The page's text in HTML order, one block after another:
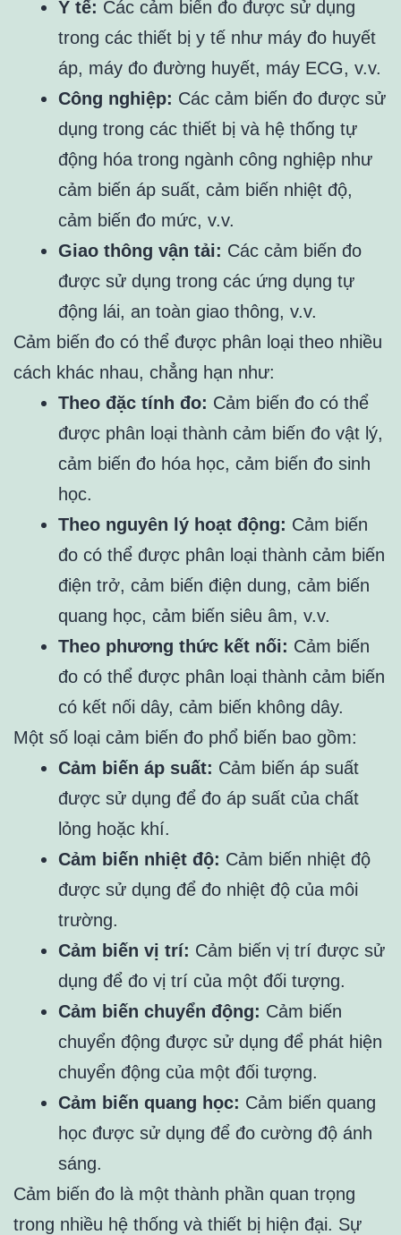
Y tế: Các cảm biến đo được sử dụng
trong các thiết bị y tế như máy đo huyết
áp, máy đo đường huyết, máy ECG, v.v.
Công nghiệp: Các cảm biến đo được sử
dụng trong các thiết bị và hệ thống tự
động hóa trong ngành công nghiệp như
cảm biến áp suất, cảm biến nhiệt độ,
cảm biến đo mức, v.v.
Giao thông vận tải: Các cảm biến đo
được sử dụng trong các ứng dụng tự
động lái, an toàn giao thông, v.v.
Cảm biến đo có thể được phân loại theo nhiều
cách khác nhau, chẳng hạn như:
Theo đặc tính đo: Cảm biến đo có thể
được phân loại thành cảm biến đo vật lý,
cảm biến đo hóa học, cảm biến đo sinh
học.
Theo nguyên lý hoạt động: Cảm biến
đo có thể được phân loại thành cảm biến
điện trở, cảm biến điện dung, cảm biến
quang học, cảm biến siêu âm, v.v.
Theo phương thức kết nối: Cảm biến
đo có thể được phân loại thành cảm biến
có kết nối dây, cảm biến không dây.
Một số loại cảm biến đo phổ biến bao gồm:
Cảm biến áp suất: Cảm biến áp suất
được sử dụng để đo áp suất của chất
lỏng hoặc khí.
Cảm biến nhiệt độ: Cảm biến nhiệt độ
được sử dụng để đo nhiệt độ của môi
trường.
Cảm biến vị trí: Cảm biến vị trí được sử
dụng để đo vị trí của một đối tượng.
Cảm biến chuyển động: Cảm biến
chuyển động được sử dụng để phát hiện
chuyển động của một đối tượng.
Cảm biến quang học: Cảm biến quang
học được sử dụng để đo cường độ ánh
sáng.
Cảm biến đo là một thành phần quan trọng
trong nhiều hệ thống và thiết bị hiện đại. Sự